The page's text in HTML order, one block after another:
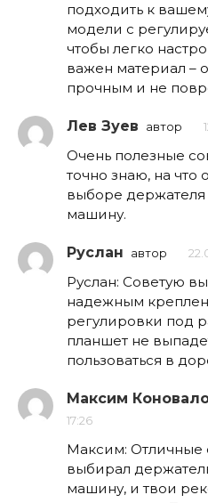
подходить к
модели с
чтобы легко
важен материал –
прочным и не
Лев Зуев автор
Очень полезные
точно знаю, на
выборе держателя
машину.
Руслан автор
Руслан: Советую
надежным
регулировки под
планшет не
пользоваться в
Максим
17:26
Максим: Отличные
выбирал
машину, и твои